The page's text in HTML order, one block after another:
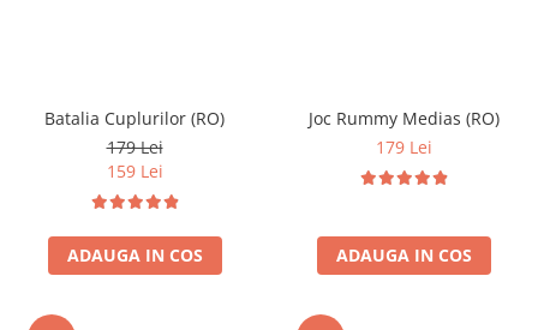
Batalia Cuplurilor (RO)
179 Lei
159 Lei
ADAUGA IN COS
Joc Rummy Medias (RO)
179 Lei
ADAUGA IN COS